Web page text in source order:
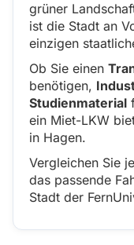
grüner
ist die Stadt an
einzigen
Ob Sie einen
benötigen,
Studienmaterial
ein Miet-LKW
in Hagen.
Vergleichen Sie
das passende
Stadt der